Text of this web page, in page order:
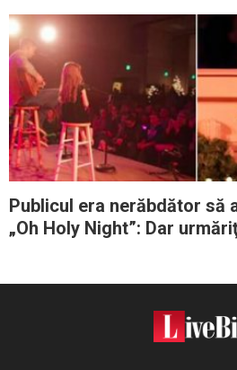
Publicul era nerăbdător să
„Oh Holy Night”: Dar